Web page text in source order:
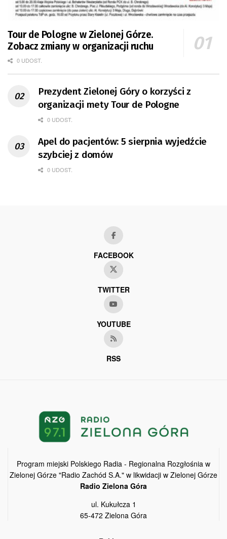
Tour de Pologne w Zielonej Górze.
Zobacz zmiany w organizacji ruchu
0 UDOST.
Prezydent Zielonej Góry o korzyści z
organizacji mety Tour de Pologne
0 UDOST.
Apel do pacjentów: 5 sierpnia wyjedźcie
szybciej z domów
0 UDOST.
FACEBOOK
TWITTER
YOUTUBE
RSS
Program miejski Polskiego Radia - Regionalna Rozgłośnia w
Zielonej Górze "Radio Zachód S.A." w likwidacji w Zielonej Górze
Radio Zielona Góra
ul. Kukułcza 1
65-472 Zielona Góra